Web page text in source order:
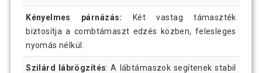
Kényelmes párnázás:
Két vastag támaszték
biztosítja a combtámaszt edzés közben, felesleges
nyomás nélkül.
Szilárd lábrögzítés: A lábtámaszok segítenek stabil